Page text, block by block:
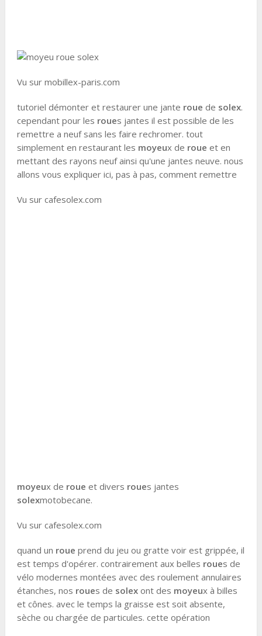
Vu sur mobillex-paris.com
tutoriel démonter et restaurer une jante roue de solex.
cependant pour les roues jantes il est possible de les
remettre a neuf sans les faire rechromer. tout
simplement en restaurant les moyeux de roue et en
mettant des rayons neuf ainsi qu'une jantes neuve. nous
allons vous expliquer ici, pas à pas, comment remettre
Vu sur cafesolex.com
moyeux de roue et divers roues jantes
solexmotobecane.
Vu sur cafesolex.com
quand un roue prend du jeu ou gratte voir est grippée, il
est temps d'opérer. contrairement aux belles roues de
vélo modernes montées avec des roulement annulaires
étanches, nos roues de solexont des moyeux à billes
et cônes. avec le temps la graisse est soit absente,
sèche ou chargée de particules. cette opération